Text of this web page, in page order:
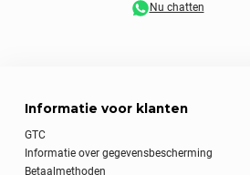
Nu chatten
Informatie voor klanten
GTC
Informatie over gegevensbescherming
Betaalmethoden